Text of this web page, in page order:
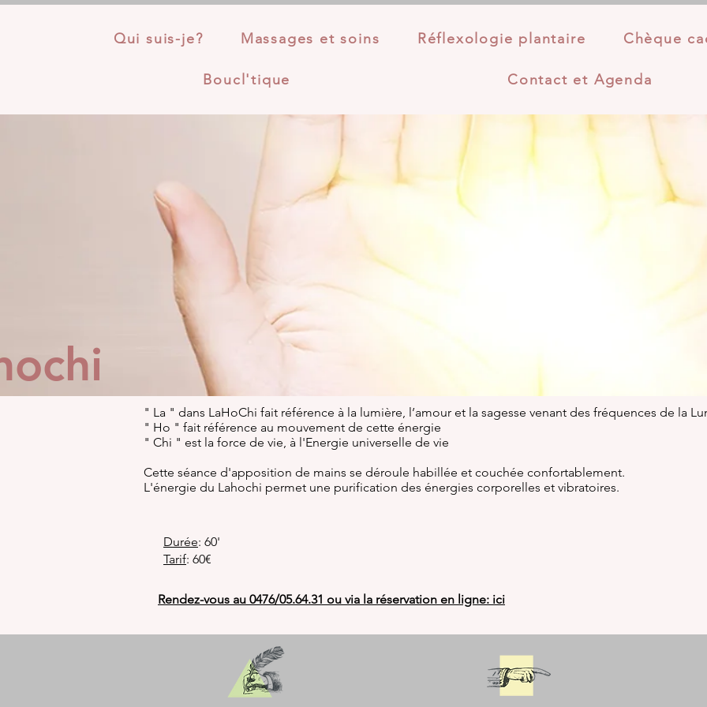
Qui suis-je? Massages et soins Réflexologie plantaire Chèque
Boucl'tique Contact et Agenda
" La " dans LaHoChi fait référence à la lumière, l’amour et la sagesse venant des fréquences de la
" Ho " fait référence au mouvement de cette énergie
" Chi " est la force de vie, à l'Energie universelle de vie
Cette séance d'apposition de mains se déroule habillée et couchée confortablement.
L'énergie du Lahochi permet une purification des énergies corporelles et vibratoires.
Durée: 60'
Tarif: 60€
Rendez-vous au 0476/05.64.31 ou via la réservation en ligne: ici